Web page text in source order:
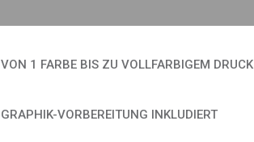
VON 1 FARBE BIS ZU VOLLFARBIGEM DRUCK
GRAPHIK-VORBEREITUNG INKLUDIERT